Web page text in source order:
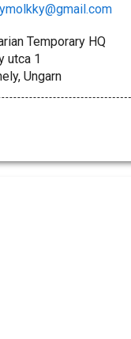
Temporary HQ
utca 1
Ungarn